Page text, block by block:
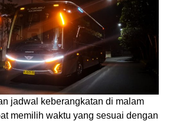
jadwal keberangkatan di malam
memilih waktu yang sesuai dengan